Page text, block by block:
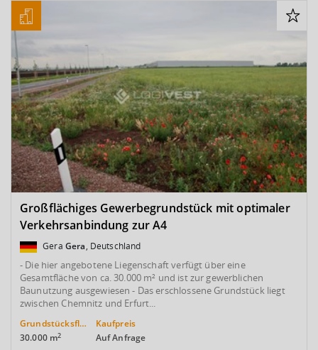
Großflächiges Gewerbegrundstück mit optimaler
Verkehrsanbindung zur A4
Gera Gera, Deutschland
- Die hier angebotene Liegenschaft verfügt über eine
Gesamtfläche von ca. 30.000 m² und ist zur gewerblichen
Baunutzung ausgewiesen - Das erschlossene Grundstück liegt
zwischen Chemnitz und Erfurt...
Grundstücksfläche
30.000 m2
Kaufpreis
Auf Anfrage